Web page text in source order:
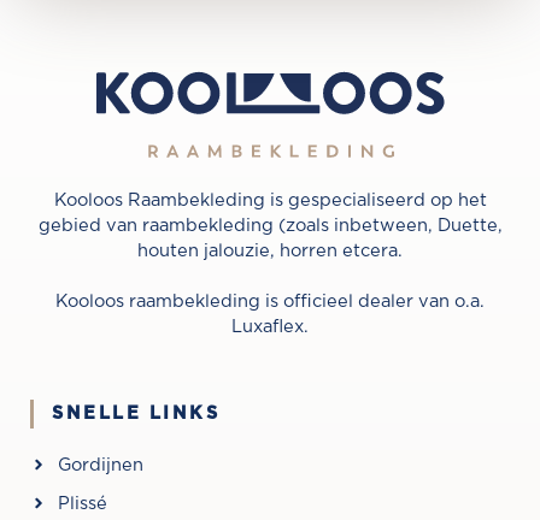
Kooloos Raambekleding is gespecialiseerd op het
gebied van raambekleding (zoals inbetween, Duette,
houten jalouzie, horren etcera.
Kooloos raambekleding is officieel dealer van o.a.
Luxaflex.
SNELLE LINKS
Gordijnen
Plissé